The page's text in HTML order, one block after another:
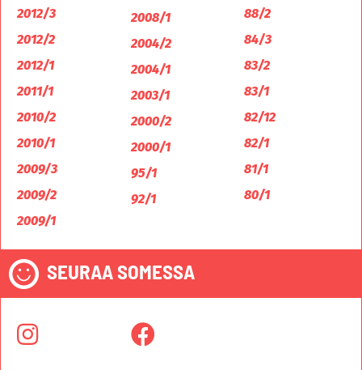
2012/3
2012/2
2012/1
2011/1
2010/2
2010/1
2009/3
2009/2
2009/1
2008/1
2004/2
2004/1
2003/1
2000/2
2000/1
95/1
92/1
88/2
84/3
83/2
83/1
82/12
82/1
81/1
80/1
SEURAA SOMESSA